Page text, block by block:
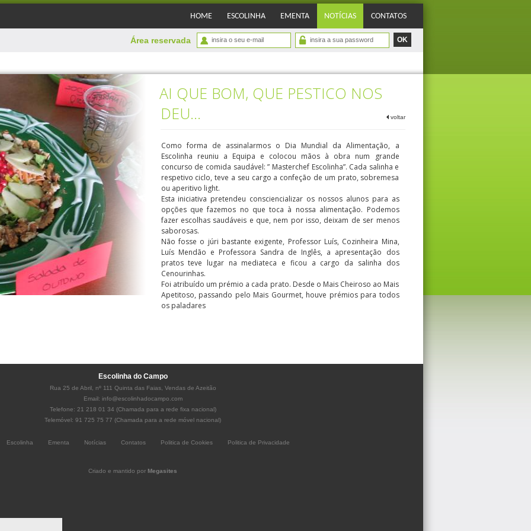
HOME ESCOLINHA EMENTA NOTÍCIAS CONTATOS
Área reservada
AI QUE BOM, QUE PESTICO NOS
DEU…
voltar
Como forma de assinalarmos o Dia Mundial da Alimentação, a
Escolinha reuniu a Equipa e colocou mãos à obra num grande
concurso de comida saudável: ” Masterchef Escolinha”. Cada salinha e
respetivo ciclo, teve a seu cargo a confeção de um prato, sobremesa
ou aperitivo light.
Esta iniciativa pretendeu consciencializar os nossos alunos para as
opções que fazemos no que toca à nossa alimentação. Podemos
fazer escolhas saudáveis e que, nem por isso, deixam de ser menos
saborosas.
Não fosse o júri bastante exigente, Professor Luís, Cozinheira Mina,
Luís Mendão e Professora Sandra de Inglês, a apresentação dos
pratos teve lugar na mediateca e ficou a cargo da salinha dos
Cenourinhas.
Foi atribuído um prémio a cada prato. Desde o Mais Cheiroso ao Mais
Apetitoso, passando pelo Mais Gourmet, houve prémios para todos
os paladares
Escolinha do Campo
Rua 25 de Abril, nº 111 Quinta das Faias, Vendas de Azeitão
Email: info@escolinhadocampo.com
Telefone: 21 218 01 34 (Chamada para a rede fixa nacional)
Telemóvel: 91 725 75 77 (Chamada para a rede móvel nacional)
Escolinha Ementa Notícias Contatos Politica de Cookies Politica de Privacidade
Criado e mantido por Megasites